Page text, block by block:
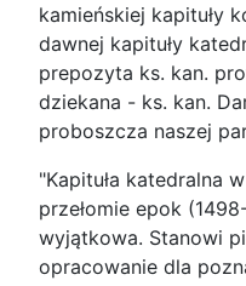
kamieńskiej kapituły
dawnej kapituły
prepozyta ks. kan.
dziekana - ks. kan.
proboszcza naszej
"Kapituła katedralna
przełomie epok
wyjątkowa. Stanowi
opracowanie dla